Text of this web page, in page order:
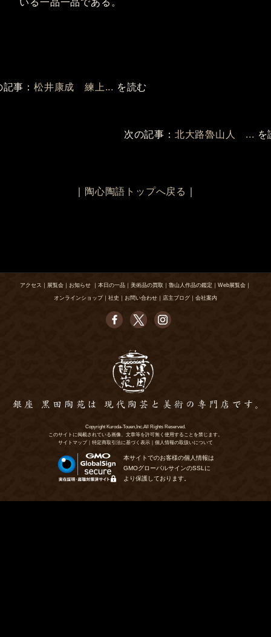
いる一品一品である。
記事：松井康成 練上... を読む
次の記事： 北大路魯山人 ... を
陶心陶語トップへ戻る
アクセス ｜ 展覧会 ｜ お知らせ ｜ 本日の一品 ｜ 美術品の買取 ｜ 魯山人作品の鑑定 ｜ Web展覧会 ｜
オンラインショップ｜ 社史 ｜ お問い合わせ ｜ 店主ブログ ｜ 会社案内
Copyright Kuroda-Touen,Inc.All Rights Reserved.
このサイトに掲載されている画像、文章等を許可無く使用することを禁じます。
サイトマップ
特定商取引法に基づく表示 個人情報の取扱いについて
本サイトでのお客様の個人情報は
GMOグローバルサインのSSLに
より保護しております。